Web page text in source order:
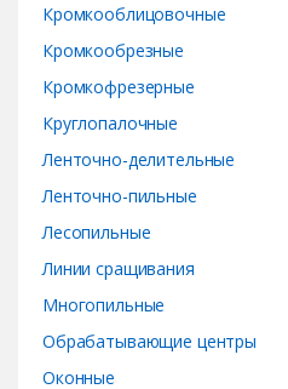
Кромкооблицовочные
Кромкообрезные
Кромкофрезерные
Круглопалочные
Ленточно-делительные
Ленточно-пильные
Лесопильные
Линии сращивания
Многопильные
Обрабатывающие центры
Оконные